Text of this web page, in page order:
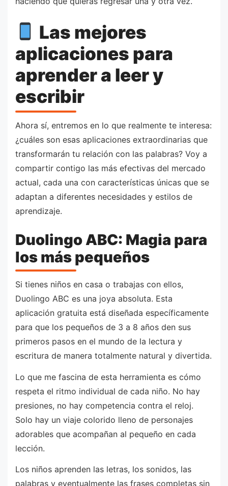
Las mejores
aplicaciones para
aprender a leer y
escribir
Ahora sí, entremos en lo que realmente te interesa:
¿cuáles son esas aplicaciones extraordinarias que
transformarán tu relación con las palabras? Voy a
compartir contigo las más efectivas del mercado
actual, cada una con características únicas que se
adaptan a diferentes necesidades y estilos de
aprendizaje.
Duolingo ABC: Magia para
los más pequeños
Si tienes niños en casa o trabajas con ellos,
Duolingo ABC es una joya absoluta. Esta
aplicación gratuita está diseñada específicamente
para que los pequeños de 3 a 8 años den sus
primeros pasos en el mundo de la lectura y
escritura de manera totalmente natural y divertida.
Lo que me fascina de esta herramienta es cómo
respeta el ritmo individual de cada niño. No hay
presiones, no hay competencia contra el reloj.
Solo hay un viaje colorido lleno de personajes
adorables que acompañan al pequeño en cada
lección.
Los niños aprenden las letras, los sonidos, las
palabras y eventualmente las frases completas sin